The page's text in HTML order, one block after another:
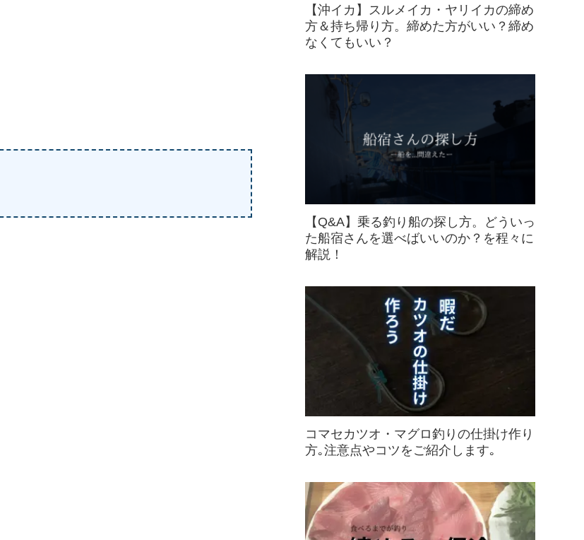
【沖イカ】スルメイカ・ヤリイカの締め
方＆持ち帰り方。締めた方がいい？締め
なくてもいい？
【Q&A】乗る釣り船の探し方。どういっ
た船宿さんを選べばいいのか？を程々に
解説！
コマセカツオ・マグロ釣りの仕掛け作り
方｡注意点やコツをご紹介します｡